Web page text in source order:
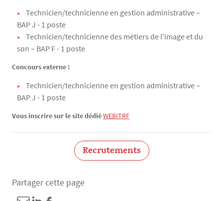
Technicien/technicienne en gestion administrative –
BAP J - 1 poste
Technicien/technicienne des métiers de l'image et du
son – BAP F - 1 poste
Concours externe :
Technicien/technicienne en gestion administrative –
BAP J - 1 poste
Vous inscrire sur le site dédiéWEBITRF
Recrutements
Partager cette page